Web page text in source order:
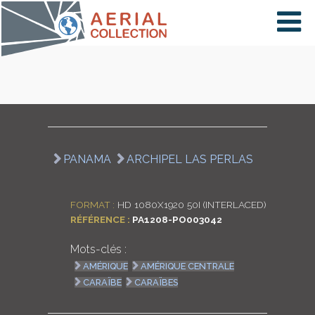
×
PANAMA ARCHIPEL LAS PERLAS
FORMAT : HD 1080X1920 50I (INTERLACED)
RÉFÉRENCE : PA1208-PO003042
Mots-clés :
AMÉRIQUE
AMÉRIQUE CENTRALE
CARAÏBE
CARAÏBES